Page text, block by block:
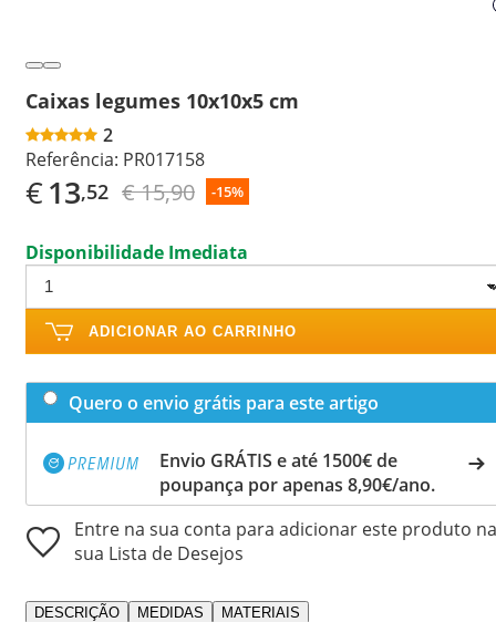
Caixas legumes 10x10x5 cm
2
Referência: PR017158
€13,52 € 15,90 -15%
Disponibilidade Imediata
ADICIONAR AO CARRINHO
Quero o envio grátis para este artigo
Envio GRÁTIS e até 1500€ de
poupança por apenas 8,90€/ano.
Entre na sua conta para adicionar este produto na
sua Lista de Desejos
DESCRIÇÃO MEDIDAS MATERIAIS